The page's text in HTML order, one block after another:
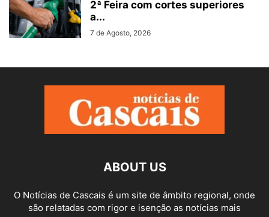
2ª Feira com cortes superiores
a...
7 de Agosto, 2026
ABOUT US
O Notícias de Cascais é um site de âmbito regional, onde
são relatadas com rigor e isenção as notícias mais